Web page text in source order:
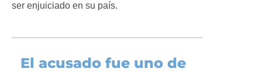
ser enjuiciado en su país.
El acusado fue uno de